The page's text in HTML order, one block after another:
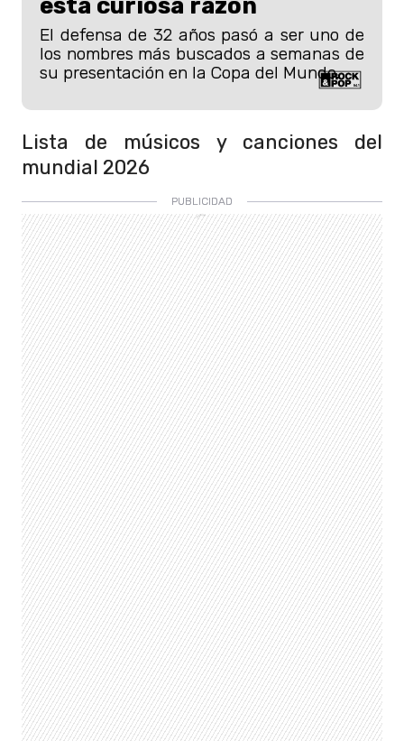
El defensa de 32 años pasó a ser uno de
los nombres más buscados a semanas de
su presentación en la Copa del Mundo.
Lista de músicos y canciones del
mundial 2026